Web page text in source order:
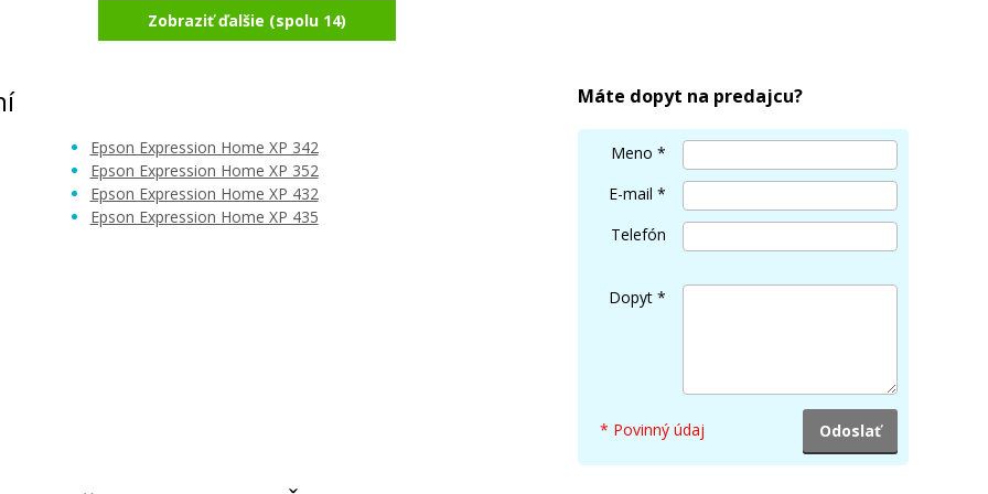
Originálna náplň EPSON T2982 (Azúrová)
Originálna náplň
Zobraziť ďalšie (spolu 14)
Epson Expression Home XP 342
Epson Expression Home XP 352
Epson Expression Home XP 432
Epson Expression Home XP 435
Máte dopyt na predajcu?
Meno *
E-mail *
Telefón
Dopyt *
* Povinný údaj